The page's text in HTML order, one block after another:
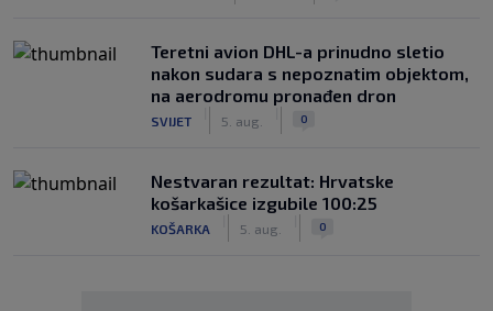
Teretni avion DHL-a prinudno sletio
nakon sudara s nepoznatim objektom,
na aerodromu pronađen dron
SVIJET 5. aug. 0
Nestvaran rezultat: Hrvatske
košarkašice izgubile 100:25
KOŠARKA 5. aug. 0